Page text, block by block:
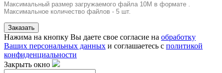
Максимальный размер загружаемого файла 10M в формате .
Максимальное количество файлов - 5 шт.
Заказать
Нажима на кнопку Вы даете свое согласие на обработку
Ваших персональных данных и соглашаетесь с политикой
конфиденциальности
Закрыть окно